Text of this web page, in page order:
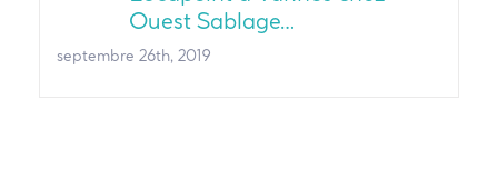
Ouest Sablage…
septembre 26th, 2019